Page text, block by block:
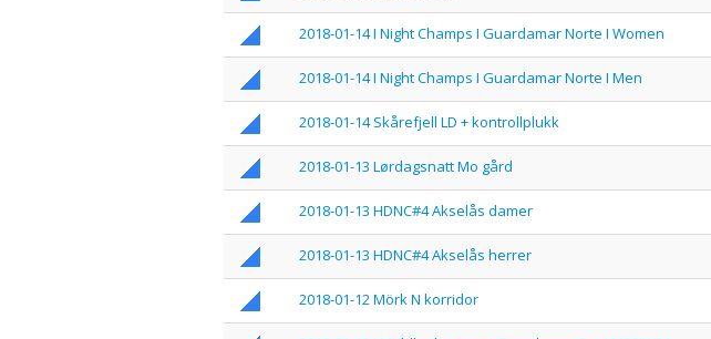
2018-01-14 I Night Champs I Guardamar Norte I Women
2018-01-14 I Night Champs I Guardamar Norte I Men
2018-01-14 Skårefjell LD + kontrollplukk
2018-01-13 Lørdagsnatt Mo gård
2018-01-13 HDNC#4 Akselås damer
2018-01-13 HDNC#4 Akselås herrer
2018-01-12 Mörk N korridor